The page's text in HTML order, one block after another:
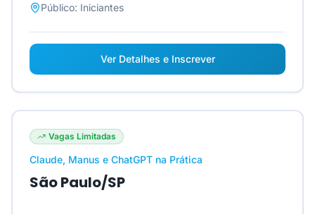
Público: Iniciantes
Ver Detalhes e Inscrever
Vagas Limitadas
Claude, Manus e ChatGPT na Prática
São Paulo/SP